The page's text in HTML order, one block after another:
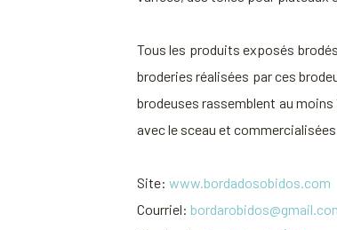
Tous les produits exposés
broderies réalisées par ces
brodeuses rassemblent au
avec le sceau et
Site: www.bordadosobidos.com
Courriel: